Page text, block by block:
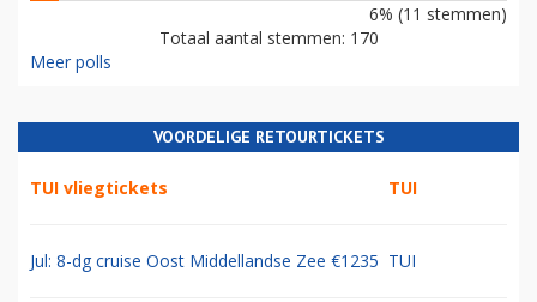
6% (11 stemmen)
Totaal aantal stemmen: 170
Meer polls
VOORDELIGE RETOURTICKETS
TUI vliegtickets TUI
Jul: 8-dg cruise Oost Middellandse Zee €1235 TUI